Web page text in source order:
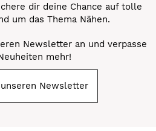
dir deine Chance auf tolle
um das Thema Nähen.
Newsletter an und verpasse
mehr!
Newsletter